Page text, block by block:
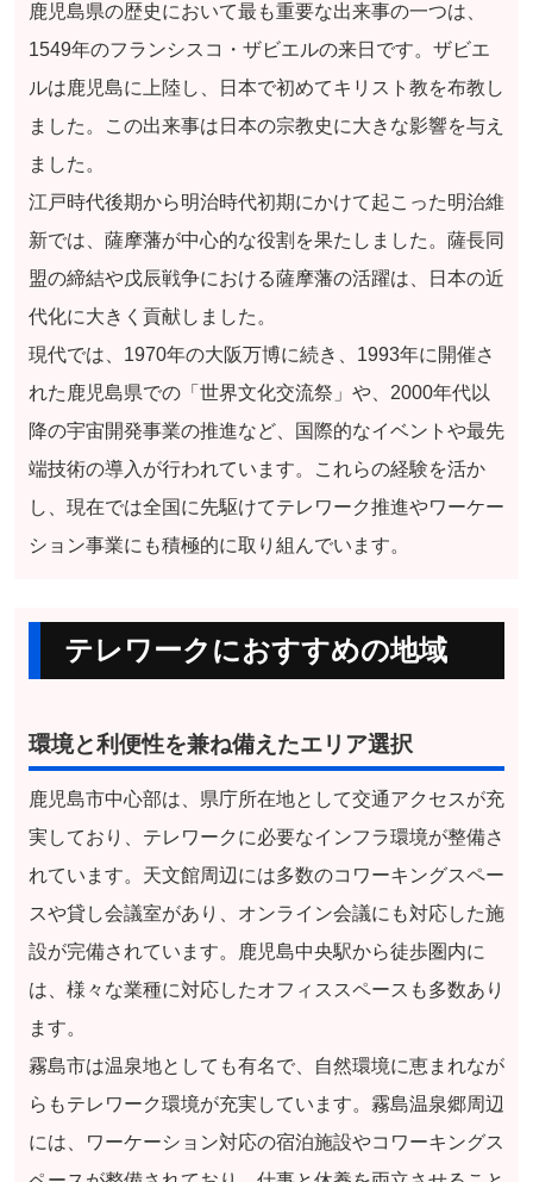
鹿児島県の歴史において最も重要な出来事の一つは、
1549年のフランシスコ・ザビエルの来日です。ザビエ
ルは鹿児島に上陸し、日本で初めてキリスト教を布教し
ました。この出来事は日本の宗教史に大きな影響を与え
ました。
江戸時代後期から明治時代初期にかけて起こった明治維
新では、薩摩藩が中心的な役割を果たしました。薩長同
盟の締結や戊辰戦争における薩摩藩の活躍は、日本の近
代化に大きく貢献しました。
現代では、1970年の大阪万博に続き、1993年に開催さ
れた鹿児島県での「世界文化交流祭」や、2000年代以
降の宇宙開発事業の推進など、国際的なイベントや最先
端技術の導入が行われています。これらの経験を活か
し、現在では全国に先駆けてテレワーク推進やワーケー
ション事業にも積極的に取り組んでいます。
テレワークにおすすめの地域
環境と利便性を兼ね備えたエリア選択
鹿児島市中心部は、県庁所在地として交通アクセスが充
実しており、テレワークに必要なインフラ環境が整備さ
れています。天文館周辺には多数のコワーキングスペー
スや貸し会議室があり、オンライン会議にも対応した施
設が完備されています。鹿児島中央駅から徒歩圏内に
は、様々な業種に対応したオフィススペースも多数あり
ます。
霧島市は温泉地としても有名で、自然環境に恵まれなが
らもテレワーク環境が充実しています。霧島温泉郷周辺
には、ワーケーション対応の宿泊施設やコワーキングス